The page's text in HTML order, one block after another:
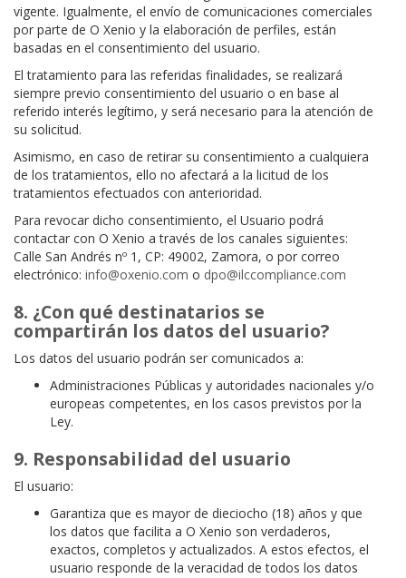
vigente. Igualmente, el envío de comunicaciones comerciales
por parte de O Xenio y la elaboración de perfiles, están
basadas en el consentimiento del usuario.
El tratamiento para las referidas finalidades, se realizará
siempre previo consentimiento del usuario o en base al
referido interés legítimo, y será necesario para la atención de
su solicitud.
Asimismo, en caso de retirar su consentimiento a cualquiera
de los tratamientos, ello no afectará a la licitud de los
tratamientos efectuados con anterioridad.
Para revocar dicho consentimiento, el Usuario podrá
contactar con O Xenio a través de los canales siguientes:
Calle San Andrés nº 1, CP: 49002, Zamora, o por correo
electrónico: info@oxenio.com o dpo@ilccompliance.com
8. ¿Con qué destinatarios se
compartirán los datos del usuario?
Los datos del usuario podrán ser comunicados a:
Administraciones Públicas y autoridades nacionales y/o
europeas competentes, en los casos previstos por la
Ley.
9. Responsabilidad del usuario
El usuario:
Garantiza que es mayor de dieciocho (18) años y que
los datos que facilita a O Xenio son verdaderos,
exactos, completos y actualizados. A estos efectos, el
usuario responde de la veracidad de todos los datos